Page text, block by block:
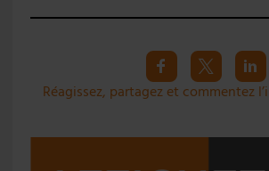
Réagissez, partagez et commentez